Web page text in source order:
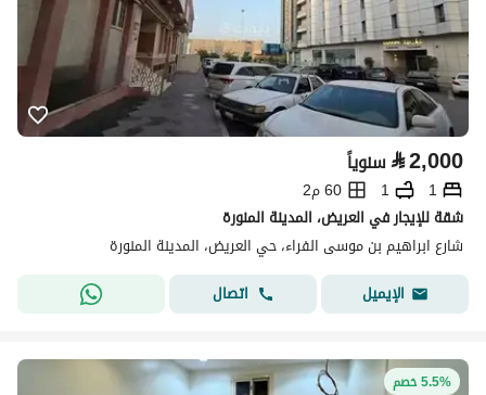
⃁2,000 سنوياً
1
1
60 م2
شقة للإيجار في العريض، المدينة المنورة
شارع ابراهيم بن موسى الفراء، حي العريض، المدينة المنورة
الإيميل
اتصال
5.5% خصم